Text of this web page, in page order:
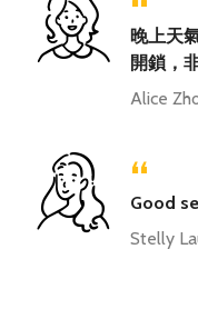
“
晚上天
開鎖，
Alice
“
Good
Stelly